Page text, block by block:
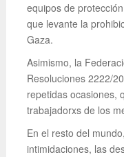
equipos de
que levante la
Gaza.
Asimismo, la
Resoluciones 2222/
repetidas ocasiones,
trabajadorxs de los
En el resto del
intimidaciones, las